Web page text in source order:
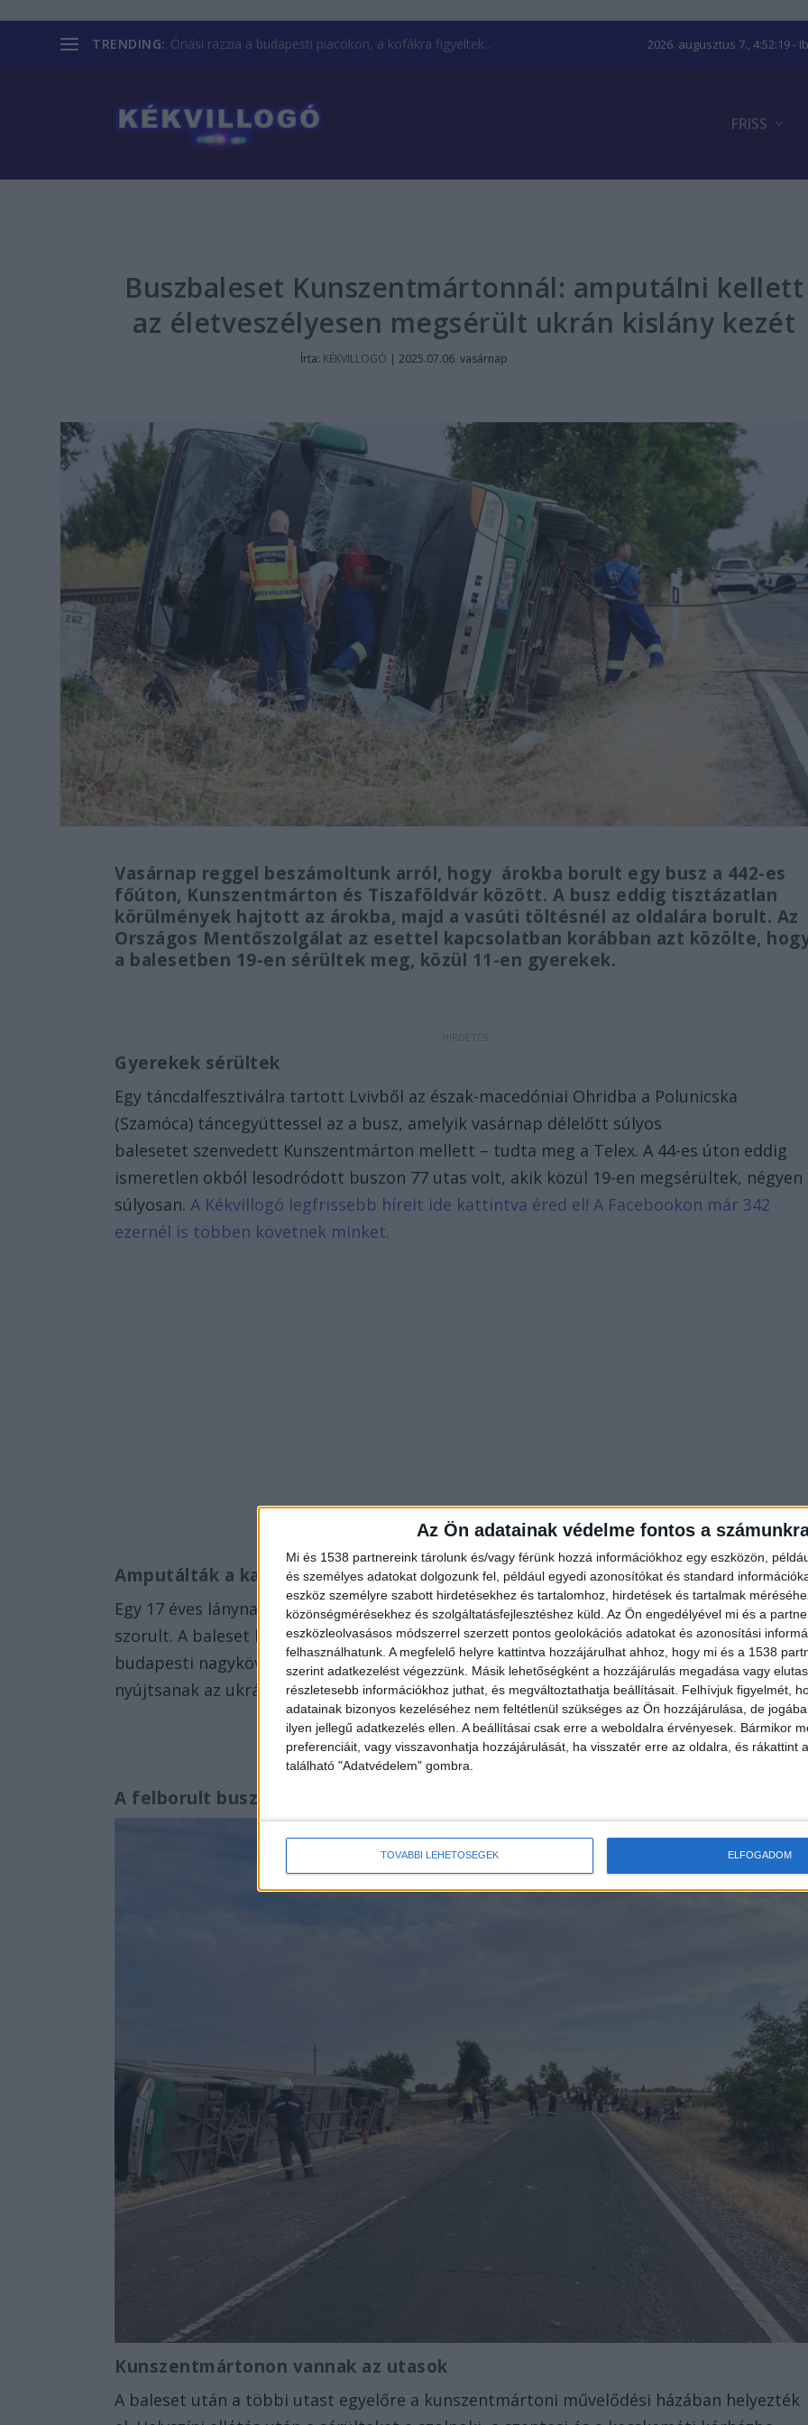
Az Ön adatainak védelme fontos a
Mi és 1538 partnereink tárolunk és/vagy férünk hozzá információkhoz egy eszközön,
és személyes adatokat dolgozunk fel, például egyedi azonosítókat és standard
eszköz személyre szabott hirdetésekhez és tartalomhoz, hirdetések és tartalmak
közönségmérésekhez és szolgáltatásfejlesztéshez küld. Az Ön engedélyével mi és a
eszközleolvasásos módszerrel szerzett pontos geolokációs adatokat és azonosítási
felhasználhatunk. A megfelelő helyre kattintva hozzájárulhat ahhoz, hogy mi és a 1538
szerint adatkezelést végezzünk. Másik lehetőségként a hozzájárulás megadása vagy
részletesebb információkhoz juthat, és megváltoztathatja beállításait. Felhívjuk figyelmét,
adatainak bizonyos kezeléséhez nem feltétlenül szükséges az Ön hozzájárulása, de
ilyen jellegű adatkezelés ellen. A beállításai csak erre a weboldalra érvényesek. Bármikor
preferenciáit, vagy visszavonhatja hozzájárulását, ha visszatér erre az oldalra, és rákattint
található "Adatvédelem" gombra.
TOVÁBBI LEHETŐSÉGEK ELFOGADOM
TRENDING: Óriási razzia a budapesti piacokon, a kofákra figyeltek... 2026. augusztus 7., 4:52:20-
FRISS
Buszbaleset Kunszentmártonnál: amputálni kellett
az életveszélyesen megsérült ukrán kislány kezét
Írta: KÉKVILLOGÓ |2025.07.06. vasárnap
Vasárnap reggel beszámoltunk arról, hogy árokba borult egy busz a 442-es
főúton, Kunszentmárton és Tiszaföldvár között. A busz eddig tisztázatlan
körülmények hajtott az árokba, majd a vasúti töltésnél az oldalára borult. Az
Országos Mentőszolgálat az esettel kapcsolatban korábban azt közölte,
a balesetben 19-en sérültek meg, közül 11-en gyerekek.
Gyerekek sérültek
Egy táncdalfesztiválra tartott Lvivből az észak-macedóniai Ohridba a Polunicska
(Szamóca) táncegyüttessel az a busz, amelyik vasárnap délelőtt súlyos
balesetet szenvedett Kunszentmárton mellett – tudta meg a Telex. A 44-es úton eddig
ismeretlen okból lesodródott buszon 77 utas volt, akik közül 19-en megsérültek, négyen
súlyosan. A Kékvillogó legfrissebb híreit ide kattintva éred el! A Facebookon már 342
ezernél is többen követnek minket.
Amputálták a karját
Egy 17 éves lánynak a karját amputálni kellett – értesült a További két gyerek műtétre
szorult. A baleset helyszínén a település polgármestere mellett megjelent Ukrajna
budapesti nagykövete, Fegyir Sandor és ukrán konzulok, hogy azonnali segítséget
nyújtsanak az ukrán állampolgároknak –írta az Ukrán Nagykövetség.
A felborult busz
Kunszentmártonon vannak az utasok
A baleset után a többi utast egyelőre a kunszentmártoni művelődési házában helyezték